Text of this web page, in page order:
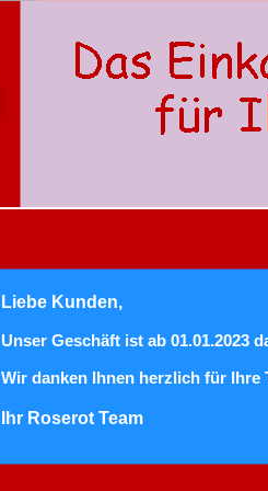
Liebe Kunden,
Unser Geschäft ist ab 01.01.2023
Wir danken Ihnen herzlich für Ihre
Ihr Roserot Team